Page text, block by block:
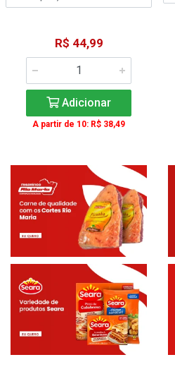
R$ 44,99
Adicionar
A partir de 10: R$ 38,49